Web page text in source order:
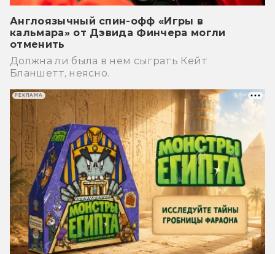
Англоязычный спин-офф «Игры в
кальмара» от Дэвида Финчера могли
отменить
Должна ли была в нем сыграть Кейт
Бланшетт, неясно.
РЕКЛАМА